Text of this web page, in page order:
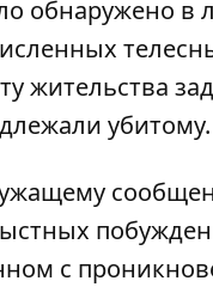
обнаружено в
жительства
убитому.
с